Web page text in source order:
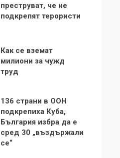
преструват, че не
подкрепят терористи
Как се вземат
милиони за чужд
труд
136 страни в ООН
подкрепиха Куба,
България избра да е
сред 30 „въздържали
се“